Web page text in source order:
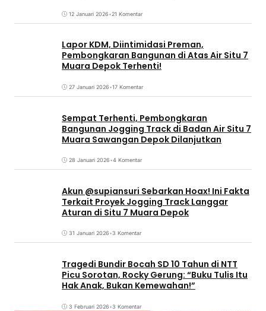
12 Januari 2026•21 Komentar
Lapor KDM, Diintimidasi Preman,
Pembongkaran Bangunan di Atas Air Situ 7
Muara Depok Terhenti!
27 Januari 2026•17 Komentar
Sempat Terhenti, Pembongkaran
Bangunan Jogging Track di Badan Air Situ 7
Muara Sawangan Depok Dilanjutkan
28 Januari 2026•4 Komentar
Akun @supiansuri Sebarkan Hoax! Ini Fakta
Terkait Proyek Jogging Track Langgar
Aturan di Situ 7 Muara Depok
31 Januari 2026•3 Komentar
Tragedi Bundir Bocah SD 10 Tahun di NTT
Picu Sorotan, Rocky Gerung: “Buku Tulis Itu
Hak Anak, Bukan Kemewahan!”
3 Februari 2026•3 Komentar